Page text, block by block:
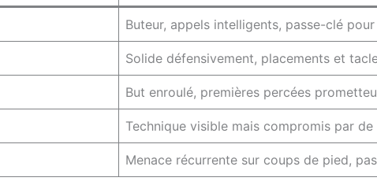
Buteur, appels intelligents, passe-clé
Solide défensivement, placements et
But enroulé, premières percées
Technique visible mais compromis par
Menace récurrente sur coups de pied,